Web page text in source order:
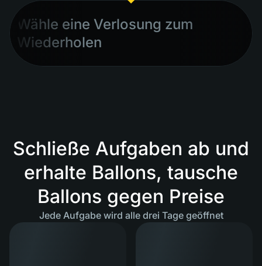
Wähle eine Verlosung zum
Wiederholen
Schließe Aufgaben ab und
erhalte Ballons, tausche
Ballons gegen Preise
Jede Aufgabe wird alle drei Tage geöffnet